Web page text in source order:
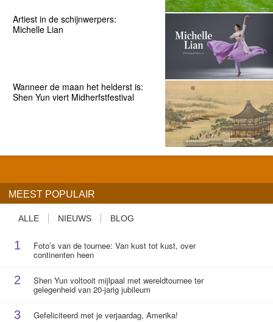
Artiest in de schijnwerpers:
Michelle Lian
Wanneer de maan het helderst is:
Shen Yun viert Midherfstfestival
MEEST POPULAIR
ALLE NIEUWS BLOG
1 Foto’s van de tournee: Van kust tot kust, over
continenten heen
2 Shen Yun voltooit mijlpaal met wereldtournee ter
gelegenheid van 20-jarig jubileum
3 Gefeliciteerd met je verjaardag, Amerika!